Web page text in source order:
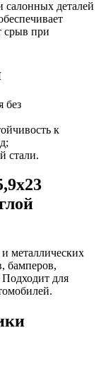
салонных деталей
срыв при
без
к
стали.
металлических
бамперов,
для